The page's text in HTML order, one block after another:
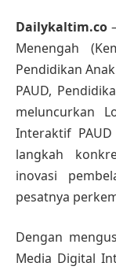
Dailykaltim.co
Menengah
Pendidikan
PAUD,
meluncurkan
Interaktif
langkah
inovasi
pesatnya
Dengan
Media Digital